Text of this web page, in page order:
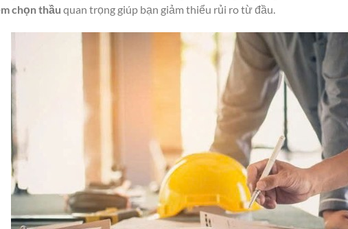
chọn thầu quan trọng giúp bạn giảm thiểu rủi ro từ đầu.